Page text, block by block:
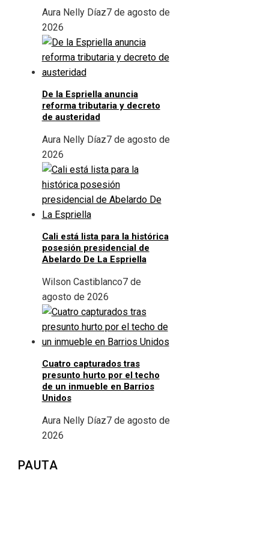
Aura Nelly Díaz7 de agosto de
2026
De la Espriella anuncia
reforma tributaria y decreto
de austeridad
Aura Nelly Díaz7 de agosto de
2026
Cali está lista para la histórica
posesión presidencial de
Abelardo De La Espriella
Wilson Castiblanco7 de
agosto de 2026
Cuatro capturados tras
presunto hurto por el techo
de un inmueble en Barrios
Unidos
Aura Nelly Díaz7 de agosto de
2026
PAUTA